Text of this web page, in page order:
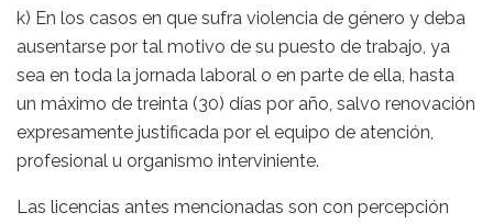
k) En los casos en que sufra violencia de género y deba
ausentarse por tal motivo de su puesto de trabajo, ya
sea en toda la jornada laboral o en parte de ella, hasta
un máximo de treinta (30) días por año, salvo renovación
expresamente justificada por el equipo de atención,
profesional u organismo interviniente.
Las licencias antes mencionadas son con percepción